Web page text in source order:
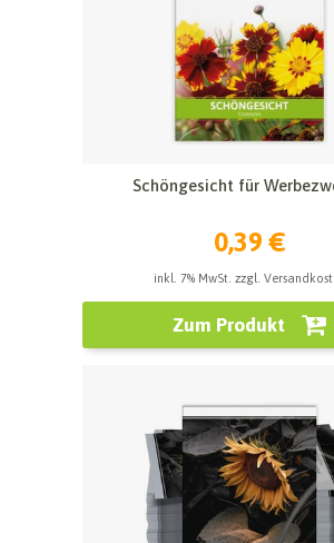
Schöngesicht für
0,39 €
inkl. 7% MwSt. zzgl.
Zum Produkt